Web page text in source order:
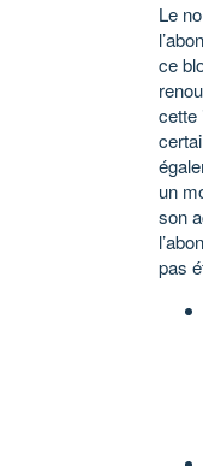
Le
ce
cette
un
son
pas